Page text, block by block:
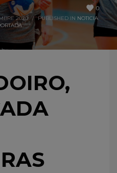
0
2020 / PUBLISHED IN NOTICIA